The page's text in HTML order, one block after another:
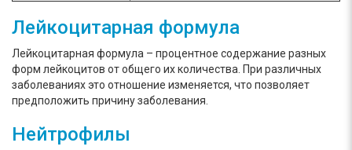
Лейкоцитарная формула
Лейкоцитарная формула – процентное содержание разных
форм лейкоцитов от общего их количества. При различных
заболеваниях это отношение изменяется, что позволяет
предположить причину заболевания.
Нейтрофилы